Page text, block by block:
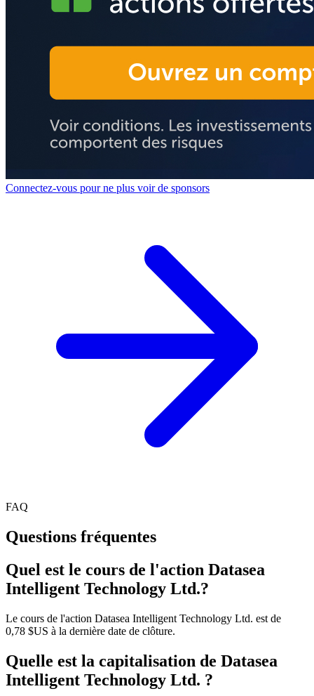
Connectez-vous pour ne plus voir de sponsors
FAQ
Questions fréquentes
Quel est le cours de l'action Datasea
Intelligent Technology Ltd.?
Le cours de l'action Datasea Intelligent Technology Ltd. est de
0,78 $US à la dernière date de clôture.
Quelle est la capitalisation de Datasea
Intelligent Technology Ltd. ?